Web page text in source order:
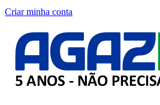
Criar minha conta